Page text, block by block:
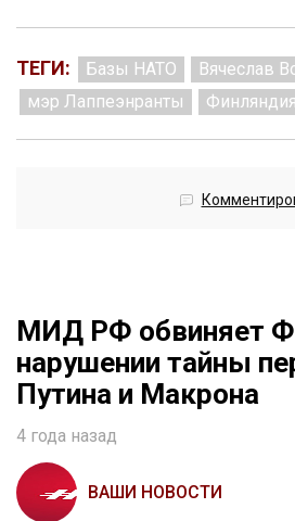
ТЕГИ: Базы НАТО
Вячеслав
мэр Лаппеэнранты
Финляндия
МИД РФ обвиняет
нарушении тайны
Путина и Макрона
4 года назад
ВАШИ НОВОСТИ